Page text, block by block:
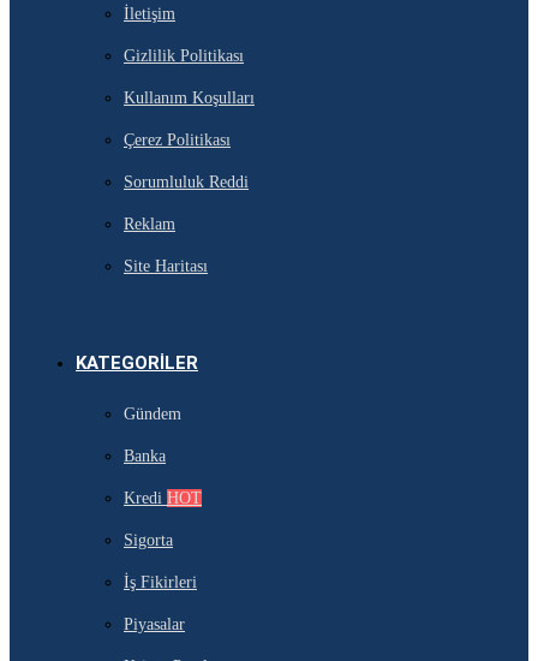
İletişim
Gizlilik Politikası
Kullanım Koşulları
Çerez Politikası
Sorumluluk Reddi
Reklam
Site Haritası
KATEGORILER
Gündem
Banka
Kredi HOT
Sigorta
İş Fikirleri
Piyasalar